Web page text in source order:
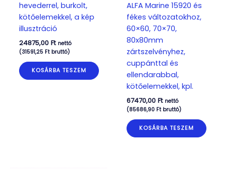
hevederrel, burkolt,
kötőelemekkel, a kép
illusztráció
24875,00 Ft nettó
(31591,25 Ftbruttó)
KOSÁRBA TESZEM
ALFA Marine 15920 és
fékes változatokhoz,
60×60, 70×70,
80x80mm
zártszelvényhez,
cuppánttal és
ellendarabbal,
kötőelemekkel, kpl.
67470,00 Ft nettó
(85686,90 Ftbruttó)
KOSÁRBA TESZEM